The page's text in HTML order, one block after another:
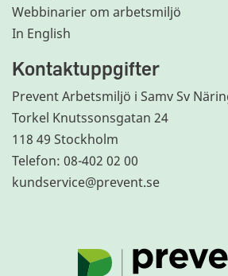
Webbinarier om arbetsmiljö
In English
Kontaktuppgifter
Prevent Arbetsmiljö i Samv Sv
Torkel Knutssonsgatan 24
118 49 Stockholm
Telefon: 08-402 02 00
kundservice@prevent.se